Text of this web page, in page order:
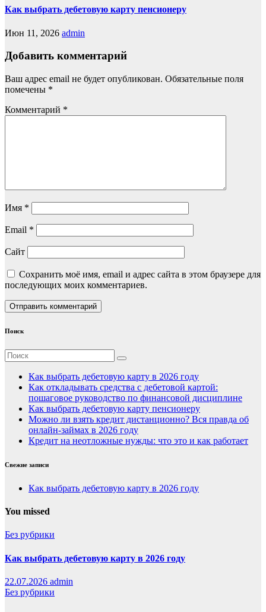
Как выбрать дебетовую карту пенсионеру
Июн 11, 2026 admin
Добавить комментарий
Ваш адрес email не будет опубликован. Обязательные поля
помечены *
Комментарий *
Имя *
Email *
Сайт
Сохранить моё имя, email и адрес сайта в этом браузере для
последующих моих комментариев.
Поиск
Как выбрать дебетовую карту в 2026 году
Как откладывать средства с дебетовой картой:
пошаговое руководство по финансовой дисциплине
Как выбрать дебетовую карту пенсионеру
Можно ли взять кредит дистанционно? Вся правда об
онлайн-займах в 2026 году
Кредит на неотложные нужды: что это и как работает
Свежие записи
Как выбрать дебетовую карту в 2026 году
You missed
Без рубрики
Как выбрать дебетовую карту в 2026 году
22.07.2026 admin
Без рубрики